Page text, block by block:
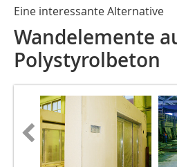
Eine interessante Alternative
Wandelemente
Polystyrolbeton